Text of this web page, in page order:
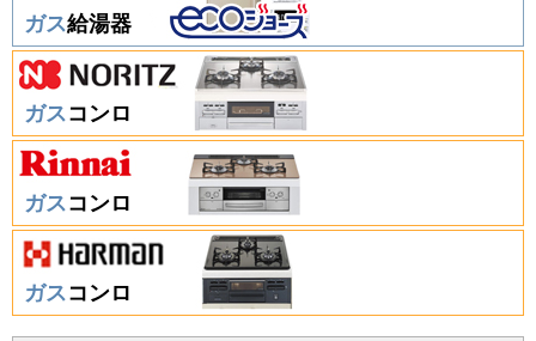
ガス給湯器
ガスコンロ
ガスコンロ
ガスコンロ